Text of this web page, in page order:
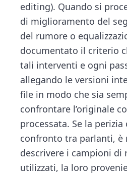
editing). Quando si
di miglioramento del
del rumore o
documentato il criterio
tali interventi e ogni
allegando le versioni
file in modo che sia
confrontare l’originale
processata. Se la
confronto tra parlanti, è
descrivere i campioni di
utilizzati, la loro